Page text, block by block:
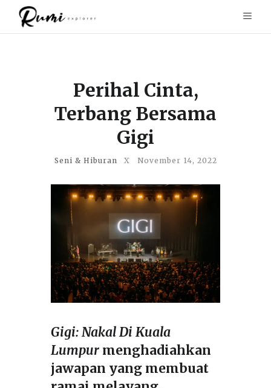
Perihal Cinta,
Terbang Bersama
Gigi
Seni & Hiburan X November 14, 2022
Gigi: Nakal Di Kuala
Lumpur menghadiahkan
jawapan yang membuat